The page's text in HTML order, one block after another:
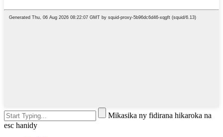
Mikasika ny fidirana hikaroka na
esc hanidy